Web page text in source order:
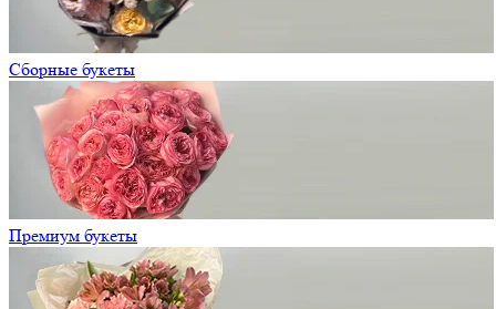
Сборные букеты
Премиум букеты